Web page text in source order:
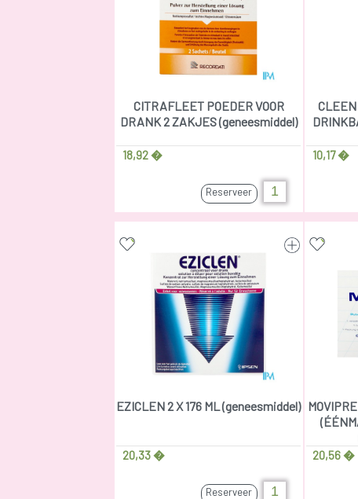
CITRAFLEET POEDER VOOR
DRANK 2 ZAKJES (geneesmiddel)
18,92 �
Reserveer
CLEEN
10,17 �
EZICLEN 2 X 176 ML (geneesmiddel)
20,33 �
Reserveer
20,56 �